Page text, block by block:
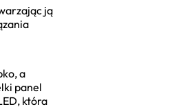
ją
a
panel
która